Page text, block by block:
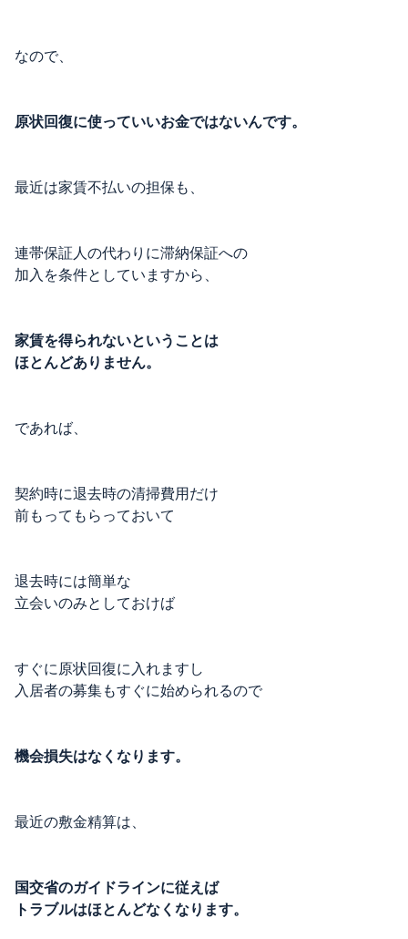
なので、
原状回復に使っていいお金ではないんです。
最近は家賃不払いの担保も、
連帯保証人の代わりに滞納保証への
加入を条件としていますから、
家賃を得られないということは
ほとんどありません。
であれば、
契約時に退去時の清掃費用だけ
前もってもらっておいて
退去時には簡単な
立会いのみとしておけば
すぐに原状回復に入れますし
入居者の募集もすぐに始められるので
機会損失はなくなります。
最近の敷金精算は、
国交省のガイドラインに従えば
トラブルはほとんどなくなります。